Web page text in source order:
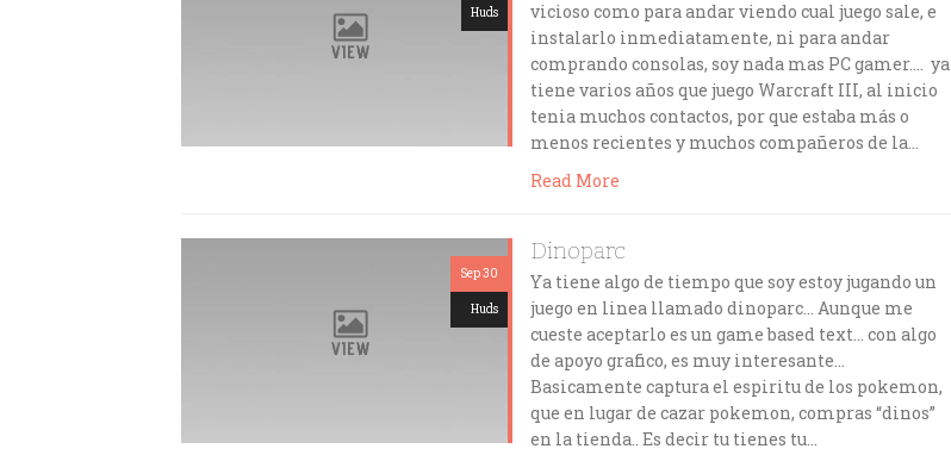
Huds
vicioso como para andar viendo cual juego sale, e
instalarlo inmediatamente, ni para andar
comprando consolas, soy nada mas PC gamer…. ya
tiene varios años que juego Warcraft III, al inicio
tenia muchos contactos, por que estaba más o
menos recientes y muchos compañeros de la…
Read More
Sep 30
Huds
Dinoparc
Ya tiene algo de tiempo que soy estoy jugando un
juego en linea llamado dinoparc… Aunque me
cueste aceptarlo es un game based text… con algo
de apoyo grafico, es muy interesante…
Basicamente captura el espiritu de los pokemon,
que en lugar de cazar pokemon, compras “dinos”
en la tienda.. Es decir tu tienes tu…